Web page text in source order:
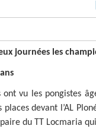
journées les
ont vu les pongistes
devant l’AL
du TT Locmaria